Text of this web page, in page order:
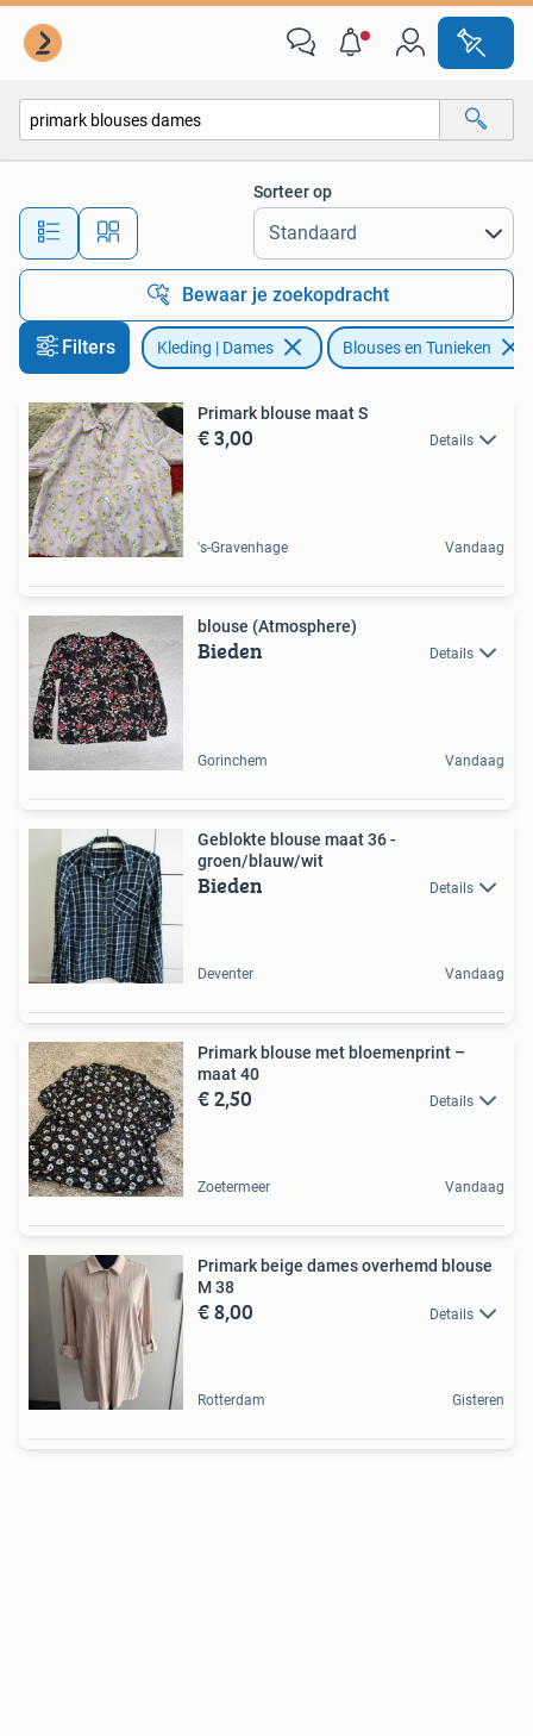
Alle afstanden…
Sorteer op
Bewaar je zoekopdracht
Filters Kleding | Dames Blouses en Tunieken
Primark blouse maat S
€ 3,00 Details
's-Gravenhage Vandaag
blouse (Atmosphere)
Bieden Details
Gorinchem Vandaag
Geblokte blouse maat 36 -
groen/blauw/wit
Bieden Details
Deventer Vandaag
Primark blouse met bloemenprint –
maat 40
€ 2,50 Details
Zoetermeer Vandaag
Primark beige dames overhemd blouse
M 38
€ 8,00 Details
Rotterdam Gisteren